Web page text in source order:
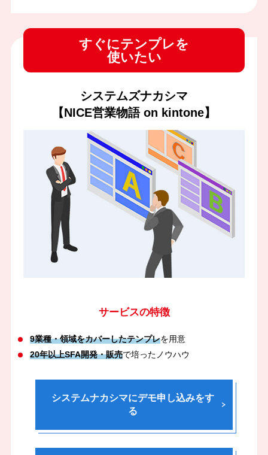
すぐにテンプレを
使いたい
システムズナカシマ
【NICE営業物語 on kintone】
サービスの特徴
9業種・領域をカバーしたテンプレを用意
20年以上SFA開発・販売で培ったノウハウ
システムナカシマにデモ申し込みをす
る